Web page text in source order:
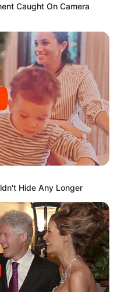
Caught On Camera
Hide Any Longer